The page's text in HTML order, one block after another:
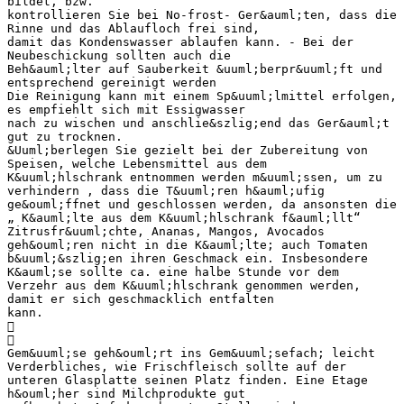
kontrollieren Sie bei No-frost- Ger&auml;ten, dass die
Rinne und das Ablaufloch frei sind,
damit das Kondenswasser ablaufen kann. - Bei der
Neubeschickung sollten auch die
Beh&auml;lter auf Sauberkeit &uuml;berpr&uuml;ft und
entsprechend gereinigt werden
Die Reinigung kann mit einem Sp&uuml;lmittel erfolgen,
es empfiehlt sich mit Essigwasser
nach zu wischen und anschlie&szlig;end das Ger&auml;t
gut zu trocknen.
&Uuml;berlegen Sie gezielt bei der Zubereitung von
Speisen, welche Lebensmittel aus dem
K&uuml;hlschrank entnommen werden m&uuml;ssen, um zu
verhindern , dass die T&uuml;ren h&auml;ufig
ge&ouml;ffnet und geschlossen werden, da ansonsten die
„ K&auml;lte aus dem K&uuml;hlschrank f&auml;llt“
Zitrusfr&uuml;chte, Ananas, Mangos, Avocados
geh&ouml;ren nicht in die K&auml;lte; auch Tomaten
b&uuml;&szlig;en ihren Geschmack ein. Insbesondere
K&auml;se sollte ca. eine halbe Stunde vor dem
Verzehr aus dem K&uuml;hlschrank genommen werden,
damit er sich geschmacklich entfalten
kann.


Gem&uuml;se geh&ouml;rt ins Gem&uuml;sefach; leicht
Verderbliches, wie Frischfleisch sollte auf der
unteren Glasplatte seinen Platz finden. Eine Etage
h&ouml;her sind Milchprodukte gut